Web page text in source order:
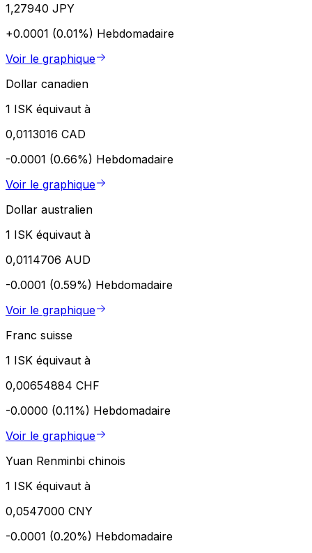
1,27940 JPY
+0.0001 (0.01%) Hebdomadaire
Voir le graphique
Dollar canadien
1 ISK équivaut à
0,0113016 CAD
-0.0001 (0.66%) Hebdomadaire
Voir le graphique
Dollar australien
1 ISK équivaut à
0,0114706 AUD
-0.0001 (0.59%) Hebdomadaire
Voir le graphique
Franc suisse
1 ISK équivaut à
0,00654884 CHF
-0.0000 (0.11%) Hebdomadaire
Voir le graphique
Yuan Renminbi chinois
1 ISK équivaut à
0,0547000 CNY
-0.0001 (0.20%) Hebdomadaire